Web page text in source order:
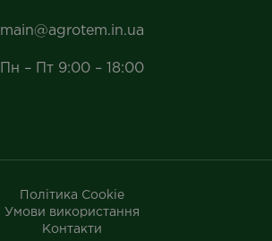
main@agrotem.in.ua
Пн – Пт 9:00 – 18:00
Політика Cookie
Умови використання
Контакти